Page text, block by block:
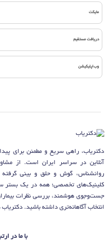
مایکت
دریافت مستقیم
وب‌اپلیکیشن
دکتریاب، راهی سریع و مطمئن برای
آنلاین در سراسر ایران است. از
روانشناس، گوش و حلق و بینی گرفته
کلینیک‌های تخصصی؛ همه در یک بستر
جست‌وجوی هوشمند، بررسی نظرات
انتخاب آگاهانه‌تری داشته باشید.
با ما در